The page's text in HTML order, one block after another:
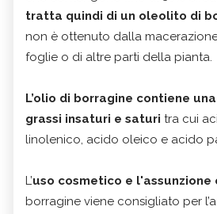
tratta quindi di un oleolito di
non è ottenuto dalla
foglie o di altre parti della pianta.
L’olio di borragine contiene
grassi insaturi e saturi tra cui
linolenico, acido oleico e acido
L’uso cosmetico e l'assunzione
borragine viene consigliato per